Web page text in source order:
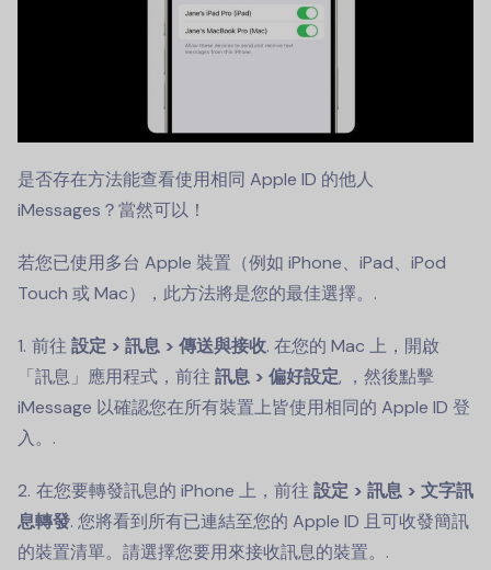
是否存在方法能查看使用相同 Apple ID 的他人
iMessages？當然可以！
若您已使用多台 Apple 裝置（例如 iPhone、iPad、iPod
Touch 或 Mac），此方法將是您的最佳選擇。.
前往設定 > 訊息 > 傳送與接收. 在您的 Mac 上，開啟
「訊息」應用程式，前往訊息 > 偏好設定, ，然後點擊
iMessage 以確認您在所有裝置上皆使用相同的 Apple ID 登
入。.
在您要轉發訊息的 iPhone 上，前往設定 > 訊息 > 文字訊
息轉發. 您將看到所有已連結至您的 Apple ID 且可收發簡訊
的裝置清單。請選擇您要用來接收訊息的裝置。.